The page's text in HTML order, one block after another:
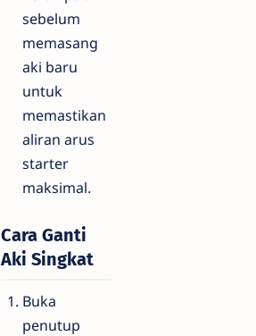
sebelum
memasang
aki baru
untuk
memastikan
aliran arus
starter
maksimal.
Cara Ganti
Aki Singkat
Buka
penutup